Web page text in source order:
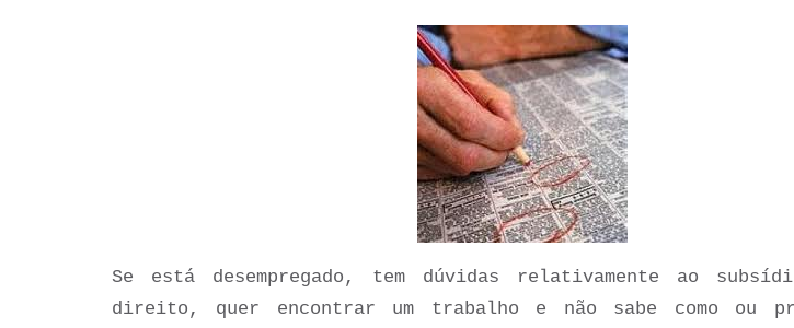
Se está desempregado, tem dúvidas relativamente ao
direito, quer encontrar um trabalho e não sabe como ou